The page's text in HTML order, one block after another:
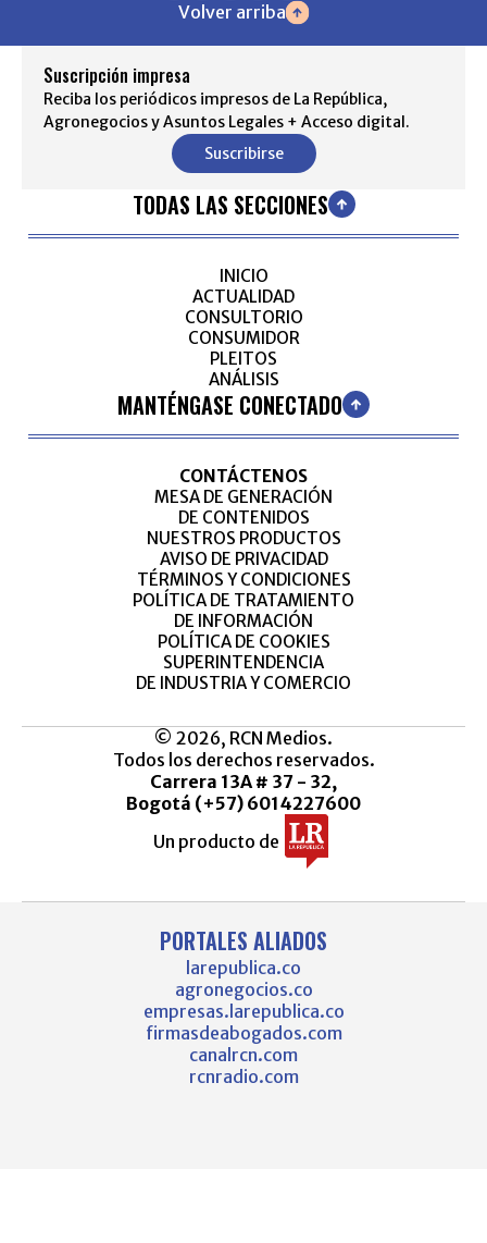
Volver arriba
Suscripción impresa
Reciba los periódicos impresos de La República,
Agronegocios y Asuntos Legales + Acceso digital.
Suscribirse
TODAS LAS SECCIONES
INICIO
ACTUALIDAD
CONSULTORIO
CONSUMIDOR
PLEITOS
ANÁLISIS
MANTÉNGASE CONECTADO
CONTÁCTENOS
MESA DE GENERACIÓN
DE CONTENIDOS
NUESTROS PRODUCTOS
AVISO DE PRIVACIDAD
TÉRMINOS Y CONDICIONES
POLÍTICA DE TRATAMIENTO
DE INFORMACIÓN
POLÍTICA DE COOKIES
SUPERINTENDENCIA
DE INDUSTRIA Y COMERCIO
© 2026, RCN Medios.
Todos los derechos reservados.
Carrera 13A # 37 - 32,
Bogotá (+57) 6014227600
Un producto de
PORTALES ALIADOS
larepublica.co
agronegocios.co
empresas.larepublica.co
firmasdeabogados.com
canalrcn.com
rcnradio.com